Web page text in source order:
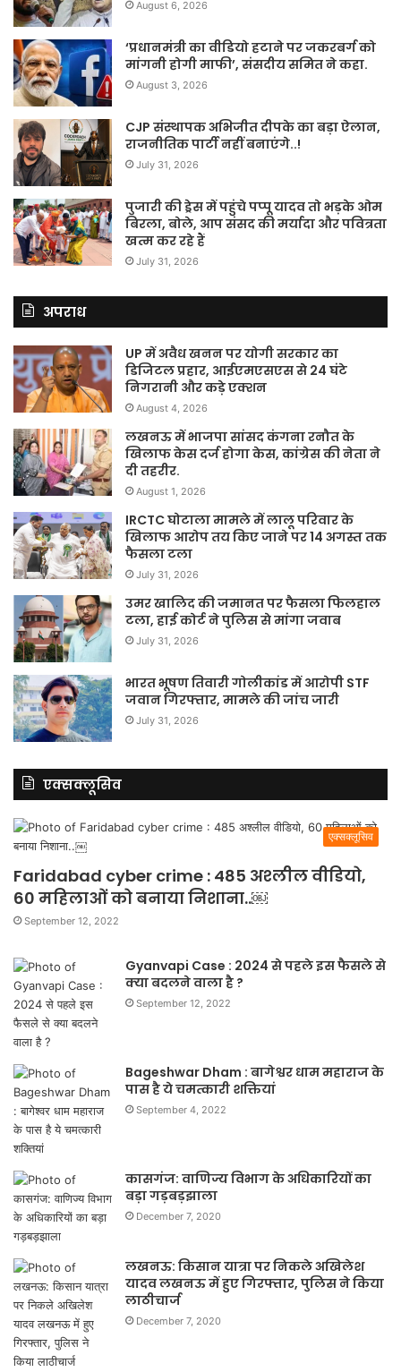
August 6, 2026
‘प्रधानमंत्री का वीडियो हटाने पर जकरबर्ग को
मांगनी होगी माफी’, संसदीय समित ने कहा.
August 3, 2026
CJP संस्थापक अभिजीत दीपके का बड़ा ऐलान,
राजनीतिक पार्टी नहीं बनाएंगे..!
July 31, 2026
पुजारी की ड्रेस में पहुंचे पप्पू यादव तो भड़के ओम
बिरला, बोले, आप संसद की मर्यादा और पवित्रता
खत्म कर रहे हैं
July 31, 2026
अपराध
UP में अवैध खनन पर योगी सरकार का
डिजिटल प्रहार, आईएमएसएस से 24 घंटे
निगरानी और कड़े एक्शन
August 4, 2026
लखनऊ में भाजपा सांसद कंगना रनौत के
खिलाफ केस दर्ज होगा केस, कांग्रेस की नेता ने
दी तहरीर.
August 1, 2026
IRCTC घोटाला मामले में लालू परिवार के
खिलाफ आरोप तय किए जाने पर 14 अगस्त तक
फैसला टला
July 31, 2026
उमर खालिद की जमानत पर फैसला फिलहाल
टला, हाई कोर्ट ने पुलिस से मांगा जवाब
July 31, 2026
भारत भूषण तिवारी गोलीकांड में आरोपी STF
जवान गिरफ्तार, मामले की जांच जारी
July 31, 2026
एक्सक्लूसिव
एक्सक्लूसिव
Faridabad cyber crime : 485 अश्लील वीडियो,
60 महिलाओं को बनाया निशाना..￼
September 12, 2022
Gyanvapi Case : 2024 से पहले इस फैसले से
क्या बदलने वाला है ?
September 12, 2022
Bageshwar Dham : बागेश्वर धाम महाराज के
पास है ये चमत्कारी शक्तियां
September 4, 2022
कासगंज: वाणिज्य विभाग के अधिकारियों का
बड़ा गड़बड़झाला
December 7, 2020
लखनऊ: किसान यात्रा पर निकले अखिलेश
यादव लखनऊ में हुए गिरफ्तार, पुलिस ने किया
लाठीचार्ज
December 7, 2020